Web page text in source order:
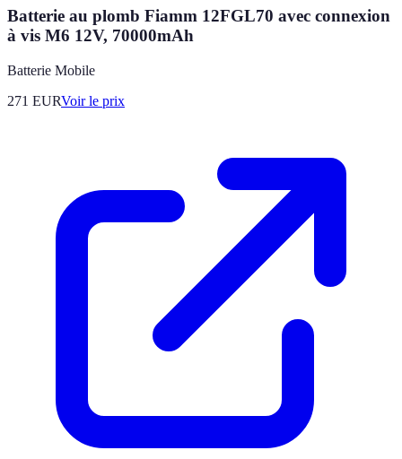
Batterie au plomb Fiamm 12FGL70 avec connexion
à vis M6 12V, 70000mAh
Batterie Mobile
271 EURVoir le prix